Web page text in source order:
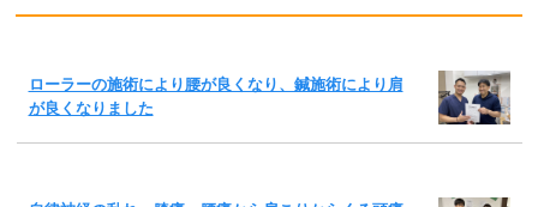
ローラーの施術により腰が良くなり、鍼施術により肩
が良くなりました